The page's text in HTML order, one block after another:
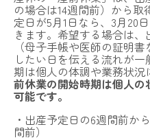
の場合は14週間前）から
定日が5月1日なら、3月20
きます。希望する場合は
（母子手帳や医師の証明
したい日を伝える流れが
期は個人の体調や業務状況
前休業の開始時期は個人
可能です。
・出産予定日の6週間前か
間前）